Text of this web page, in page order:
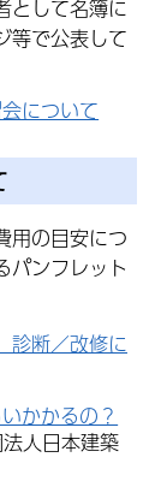
として名簿に
等で公表して
について
用の目安につ
パンフレット
診断／改修に
かかるの？
法人日本建築